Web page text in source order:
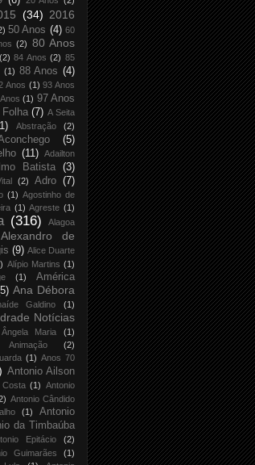
(34) 2016
50 Anos (4) 60
(2) 80 Anos
(2) 84 Anos (2) 85
(1) 88 Anos (4)
Anos (1) 93 Anos
(1) 97 Anos
Folha (7) A Seita
Abstração (2)
(5)
(11) Adailton
Batista (3)
(2) Adro (7)
(1) Agostinho de
(1) Agreste (1)
(316)
Alagoa
Alexandro de
(9) Alice Duarte
Alípio Martins (1)
(1)
América
Ana Débora
Galdino (1)
Notícias
Ângela Maria (1)
Animação (2)
(1) Anos 70
Antonio Ailson
(1) Antonio
Antonio Cândido
(1)
Antonio
da Timbaúba
Epitácio
(2)
Guimarães
(1)